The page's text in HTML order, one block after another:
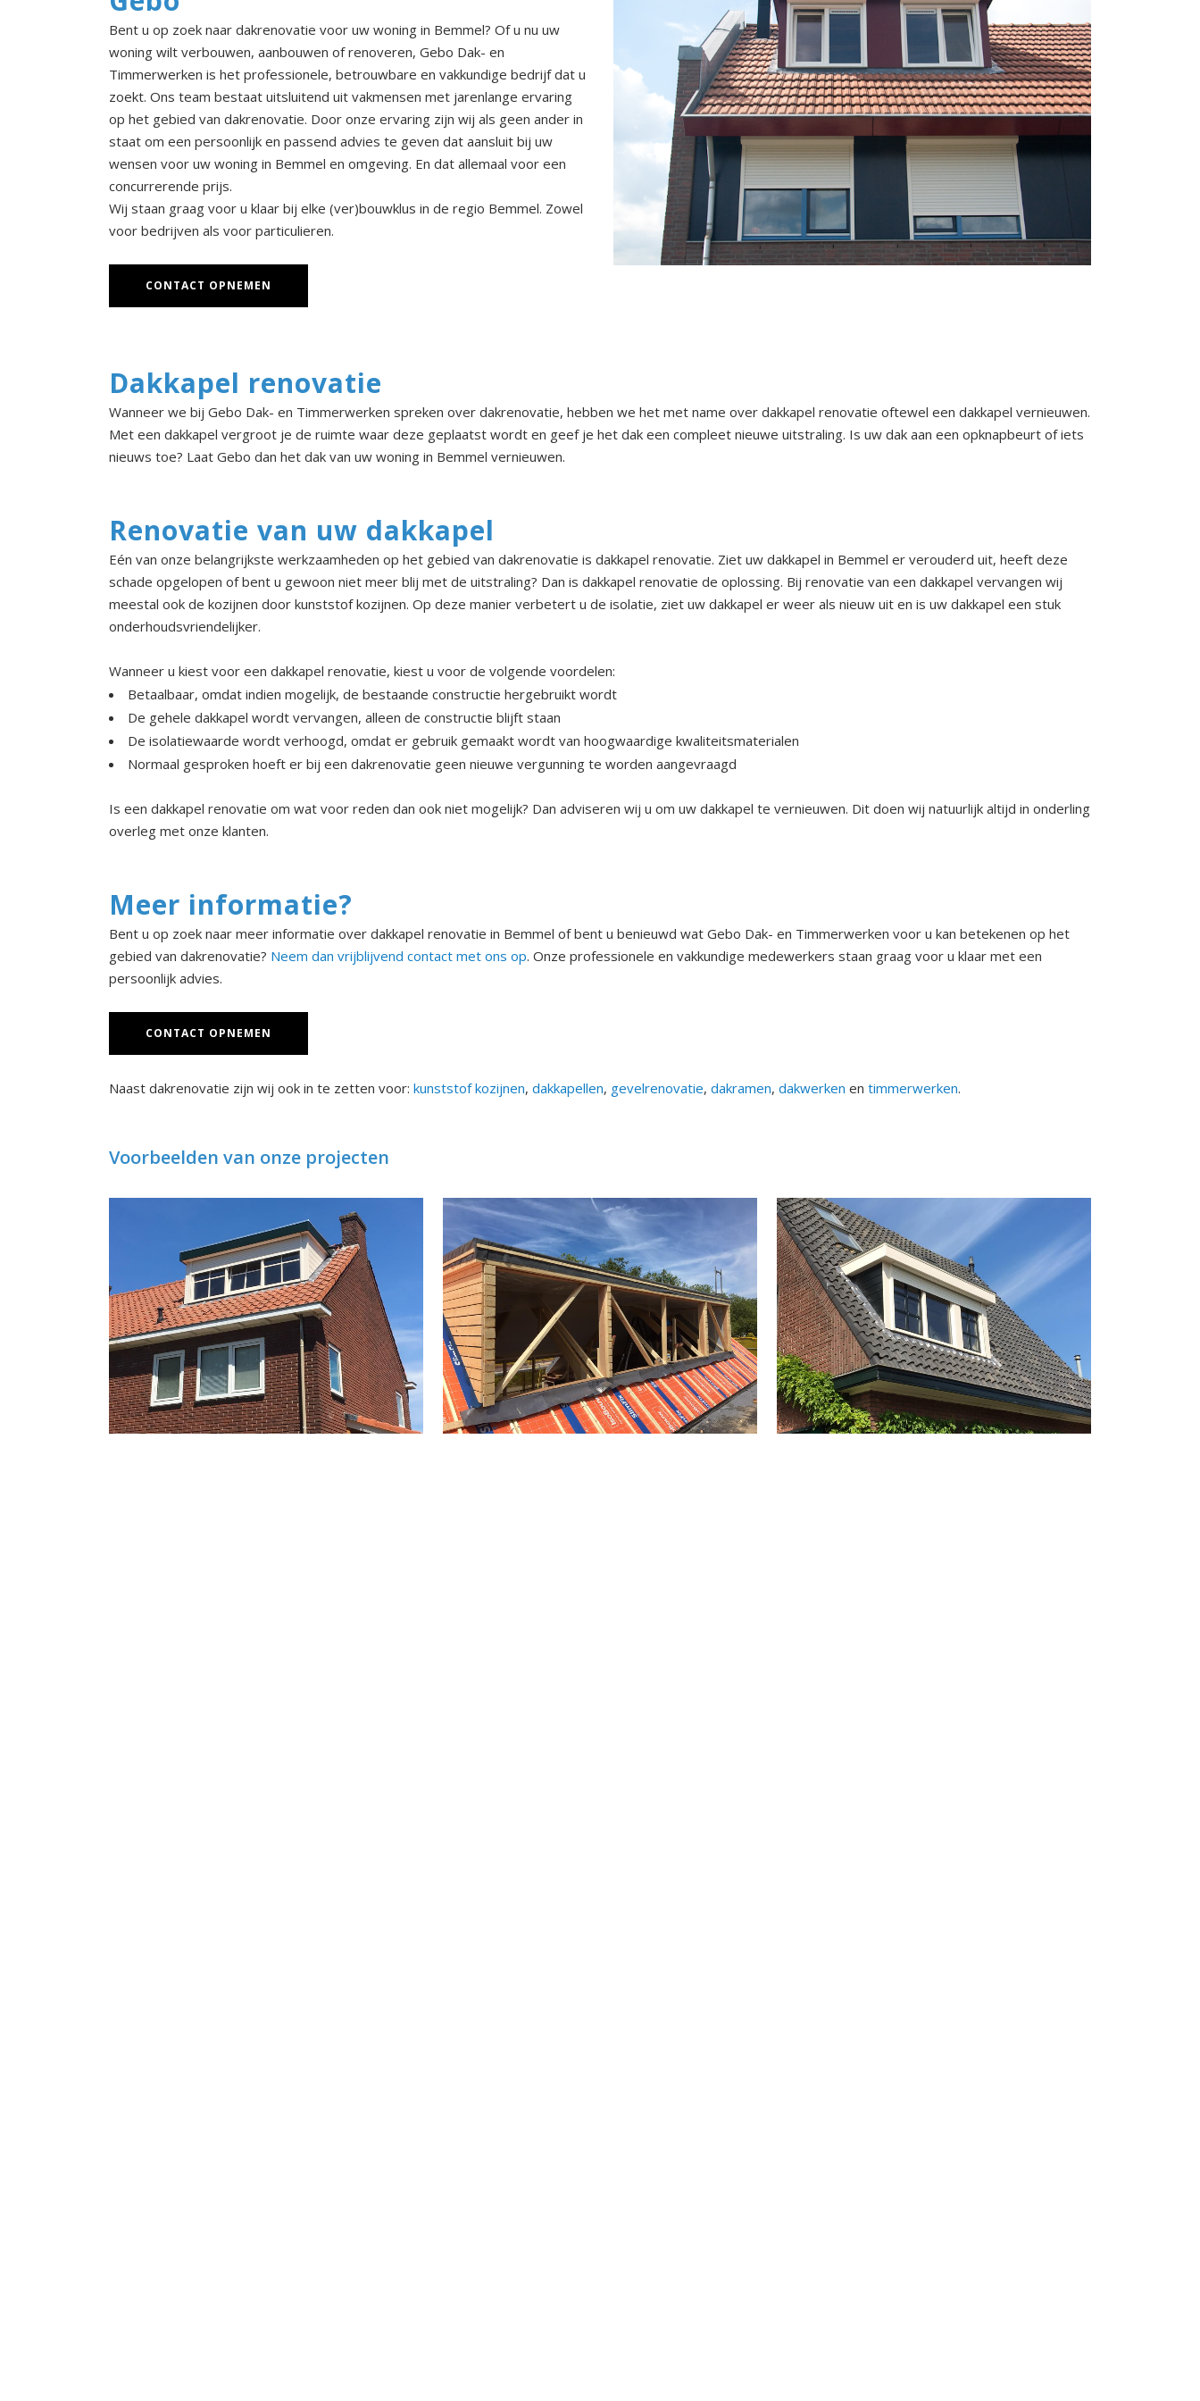
Bent u op zoek naar dakrenovatie voor uw woning in Bemmel? Of u nu uw
woning wilt verbouwen, aanbouwen of renoveren, Gebo Dak- en
Timmerwerken is het professionele, betrouwbare en vakkundige bedrijf dat u
zoekt. Ons team bestaat uitsluitend uit vakmensen met jarenlange ervaring
op het gebied van dakrenovatie. Door onze ervaring zijn wij als geen ander in
staat om een persoonlijk en passend advies te geven dat aansluit bij uw
wensen voor uw woning in Bemmel en omgeving. En dat allemaal voor een
concurrerende prijs.
Wij staan graag voor u klaar bij elke (ver)bouwklus in de regio Bemmel. Zowel
voor bedrijven als voor particulieren.
CONTACT OPNEMEN
Dakkapel renovatie
Wanneer we bij Gebo Dak- en Timmerwerken spreken over dakrenovatie, hebben we het met name over dakkapel renovatie oftewel een dakkapel vernieuwen.
Met een dakkapel vergroot je de ruimte waar deze geplaatst wordt en geef je het dak een compleet nieuwe uitstraling. Is uw dak aan een opknapbeurt of iets
nieuws toe? Laat Gebo dan het dak van uw woning in Bemmel vernieuwen.
Renovatie van uw dakkapel
Eén van onze belangrijkste werkzaamheden op het gebied van dakrenovatie is dakkapel renovatie. Ziet uw dakkapel in Bemmel er verouderd uit, heeft deze
schade opgelopen of bent u gewoon niet meer blij met de uitstraling? Dan is dakkapel renovatie de oplossing. Bij renovatie van een dakkapel vervangen wij
meestal ook de kozijnen door kunststof kozijnen. Op deze manier verbetert u de isolatie, ziet uw dakkapel er weer als nieuw uit en is uw dakkapel een stuk
onderhoudsvriendelijker.
Wanneer u kiest voor een dakkapel renovatie, kiest u voor de volgende voordelen:
Betaalbaar, omdat indien mogelijk, de bestaande constructie hergebruikt wordt
De gehele dakkapel wordt vervangen, alleen de constructie blijft staan
De isolatiewaarde wordt verhoogd, omdat er gebruik gemaakt wordt van hoogwaardige kwaliteitsmaterialen
Normaal gesproken hoeft er bij een dakrenovatie geen nieuwe vergunning te worden aangevraagd
Is een dakkapel renovatie om wat voor reden dan ook niet mogelijk? Dan adviseren wij u om uw dakkapel te vernieuwen. Dit doen wij natuurlijk altijd in onderling
overleg met onze klanten.
Meer informatie?
Bent u op zoek naar meer informatie over dakkapel renovatie in Bemmel of bent u benieuwd wat Gebo Dak- en Timmerwerken voor u kan betekenen op het
gebied van dakrenovatie? Neem dan vrijblijvend contact met ons op. Onze professionele en vakkundige medewerkers staan graag voor u klaar met een
persoonlijk advies.
CONTACT OPNEMEN
Naast dakrenovatie zijn wij ook in te zetten voor: kunststof kozijnen, dakkapellen, gevelrenovatie, dakramen, dakwerken en timmerwerken.
Voorbeelden van onze projecten
Dakkapel Malden Timmerwerken divers Kozijnen divers